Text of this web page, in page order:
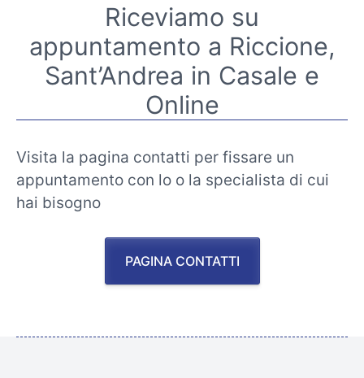
Riceviamo su
appuntamento a Riccione,
Sant’Andrea in Casale e
Online
Visita la pagina contatti per fissare un
appuntamento con lo o la specialista di cui
hai bisogno
PAGINA CONTATTI